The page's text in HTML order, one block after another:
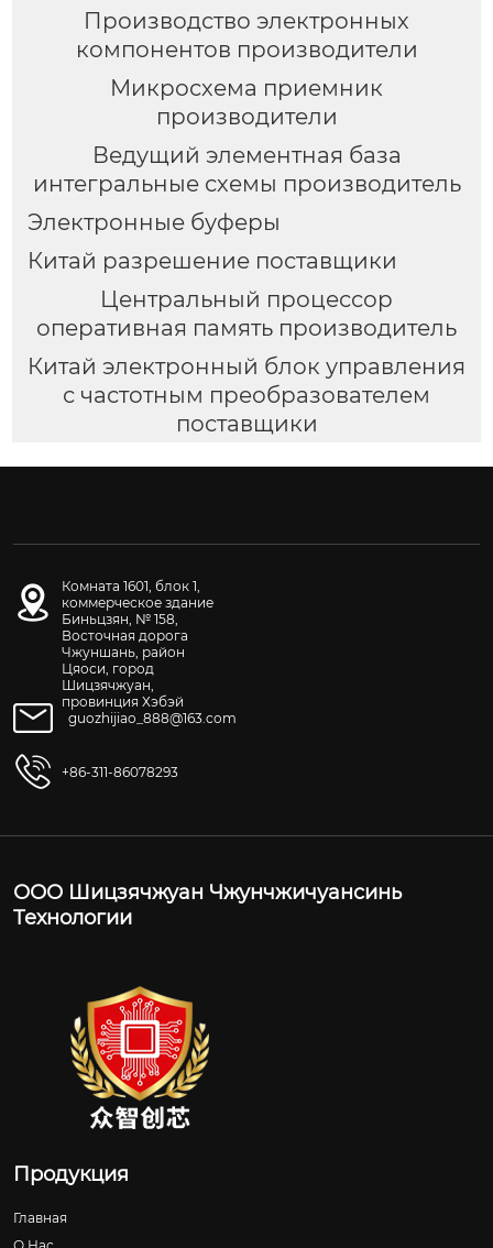
Производство электронных
компонентов производители
Микросхема приемник
производители
Ведущий элементная база
интегральные схемы производитель
Электронные буферы
Китай разрешение поставщики
Центральный процессор
оперативная память производитель
Китай электронный блок управления
с частотным преобразователем
поставщики
Комната 1601, блок 1,
коммерческое здание
Биньцзян, № 158,
Восточная дорога
Чжуншань, район
Цяоси, город
Шицзячжуан,
провинция Хэбэй
guozhijiao_888@163.com
+86-311-86078293
ООО Шицзячжуан Чжунчжичуансинь
Технологии
Продукция
Главная